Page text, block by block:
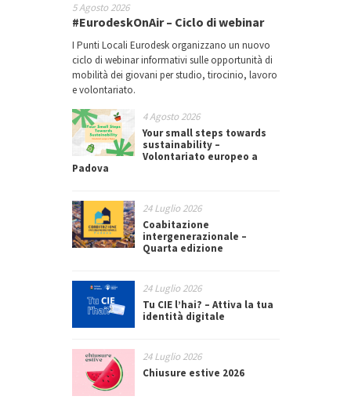
5 Agosto 2026
#EurodeskOnAir – Ciclo di webinar
I Punti Locali Eurodesk organizzano un nuovo
ciclo di webinar informativi sulle opportunità di
mobilità dei giovani per studio, tirocinio, lavoro
e volontariato.
4 Agosto 2026
Your small steps towards
sustainability –
Volontariato europeo a
Padova
24 Luglio 2026
Coabitazione
intergenerazionale –
Quarta edizione
24 Luglio 2026
Tu CIE l’hai? – Attiva la tua
identità digitale
24 Luglio 2026
Chiusure estive 2026